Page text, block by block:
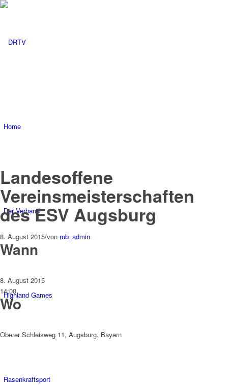
Home
Der Verband
Highland Games
Rasenkraftsport
Landesoffene
Vereinsmeisterschaften
des ESV Augsburg
8. August 2015/von mb_admin
Wann
8. August 2015
14:00
Wo
Oberer Schleisweg 11, Augsburg, Bayern